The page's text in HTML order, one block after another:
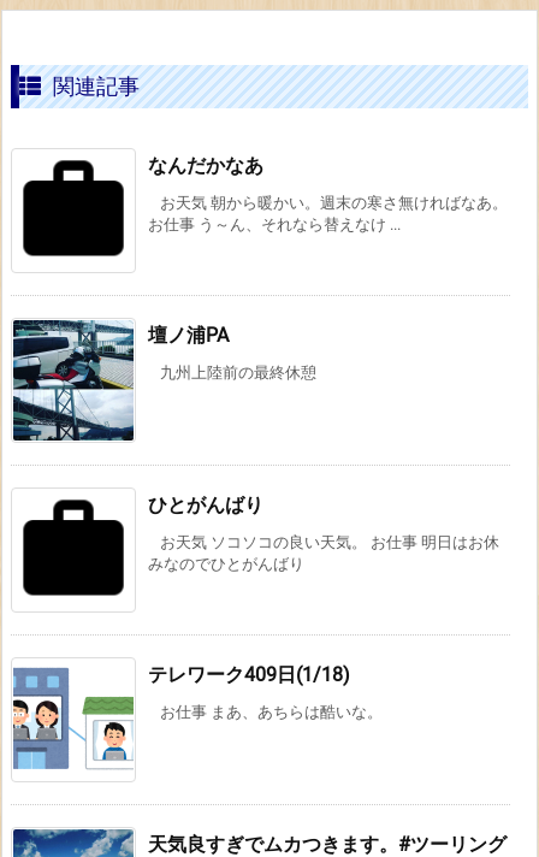
関連記事
なんだかなあ
お天気 朝から暖かい。週末の寒さ無ければなあ。
お仕事 う～ん、それなら替えなけ ...
壇ノ浦PA
九州上陸前の最終休憩
ひとがんばり
お天気 ソコソコの良い天気。 お仕事 明日はお休
みなのでひとがんばり
テレワーク409日(1/18)
お仕事 まあ、あちらは酷いな。
天気良すぎでムカつきます。#ツーリング